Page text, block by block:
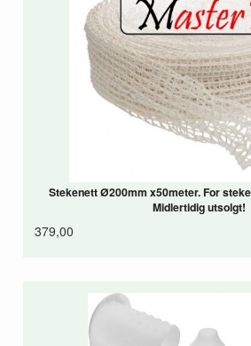
Stekenett Ø200mm x50meter. For
Midlertidig utsolgt!
379,00